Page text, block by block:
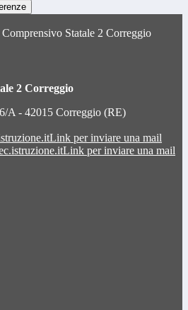
Statale 2 Correggio
2 Correggio
A - 42015 Correggio (RE)
Link per inviare una mail
Link per inviare una mail